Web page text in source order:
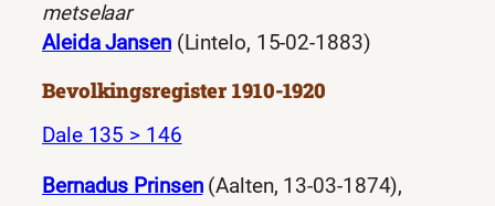
metselaar
Aleida Jansen(Lintelo, 15-02-1883)
Bevolkingsregister 1910-1920
Dale 135 > 146
Bernadus Prinsen(Aalten, 13-03-1874),